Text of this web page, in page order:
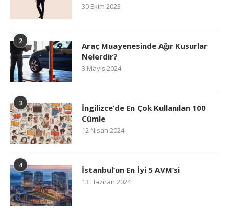
30 Ekim 2023
2
Araç Muayenesinde Ağır Kusurlar
Nelerdir?
3 Mayıs 2024
3
İngilizce’de En Çok Kullanılan 100
Cümle
12 Nisan 2024
4 İstanbul’un En İyi 5 AVM’si
13 Haziran 2024